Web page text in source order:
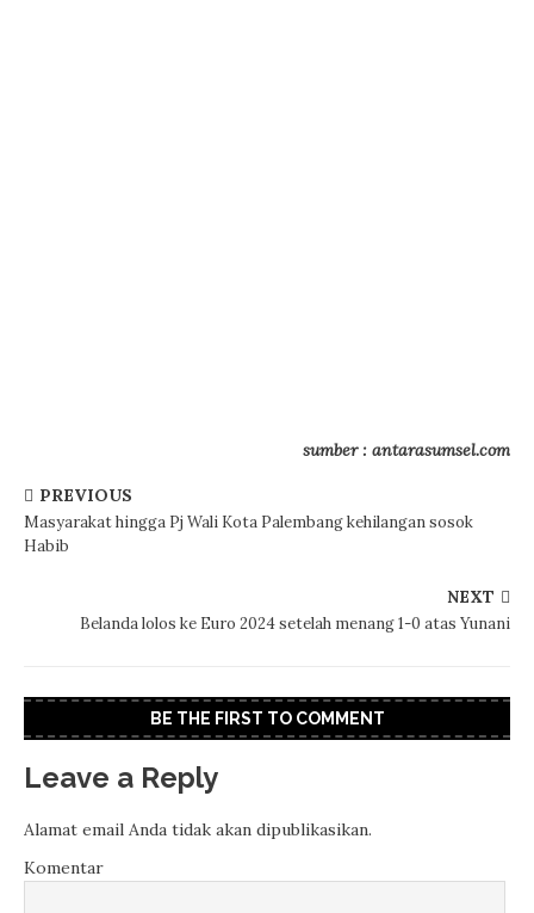
sumber : antarasumsel.com
PREVIOUS
Masyarakat hingga Pj Wali Kota Palembang kehilangan sosok
Habib
NEXT
Belanda lolos ke Euro 2024 setelah menang 1-0 atas Yunani
BE THE FIRST TO COMMENT
Leave a Reply
Alamat email Anda tidak akan dipublikasikan.
Komentar